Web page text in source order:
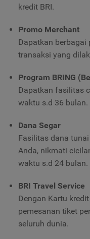
kredit BRI.
Promo Merchant
Dapatkan berbagai
transaksi yang
Program BRING
Dapatkan fasilitas
waktu s.d 36 bulan.
Dana Segar
Fasilitas dana
Anda, nikmati
waktu s.d 24 bulan.
BRI Travel Service
Dengan Kartu
pemesanan tiket
seluruh dunia.